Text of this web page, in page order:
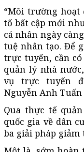
“Môi trường
tố bất cập mới
cá nhân ngày
tuệ nhân tạo. Để
trực tuyến, cần
quản lý nhà
vụ trực tuyến
Nguyễn Anh
Qua thực tế
quốc gia về dân
ba giải pháp